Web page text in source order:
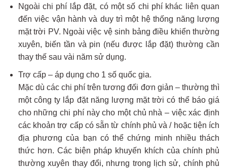
Ngoài chi phí lắp đặt, có một số chi phí khác liên quan
đến việc vận hành và duy trì một hệ thống năng lượng
mặt trời PV. Ngoài việc vệ sinh bảng điều khiển thường
xuyên, biến tần và pin (nếu được lắp đặt) thường cần
thay thế sau vài năm sử dụng.
Trợ cấp – áp dụng cho 1 số quốc gia.
Mặc dù các chi phí trên tương đối đơn giản – thường thì
một công ty lắp đặt năng lượng mặt trời có thể báo giá
cho những chi phí này cho một chủ nhà – việc xác định
các khoản trợ cấp có sẵn từ chính phủ và / hoặc tiện ích
địa phương của bạn có thể chứng minh nhiều thách
thức hơn. Các biện pháp khuyến khích của chính phủ
thường xuyên thay đổi, nhưng trong lịch sử, chính phủ